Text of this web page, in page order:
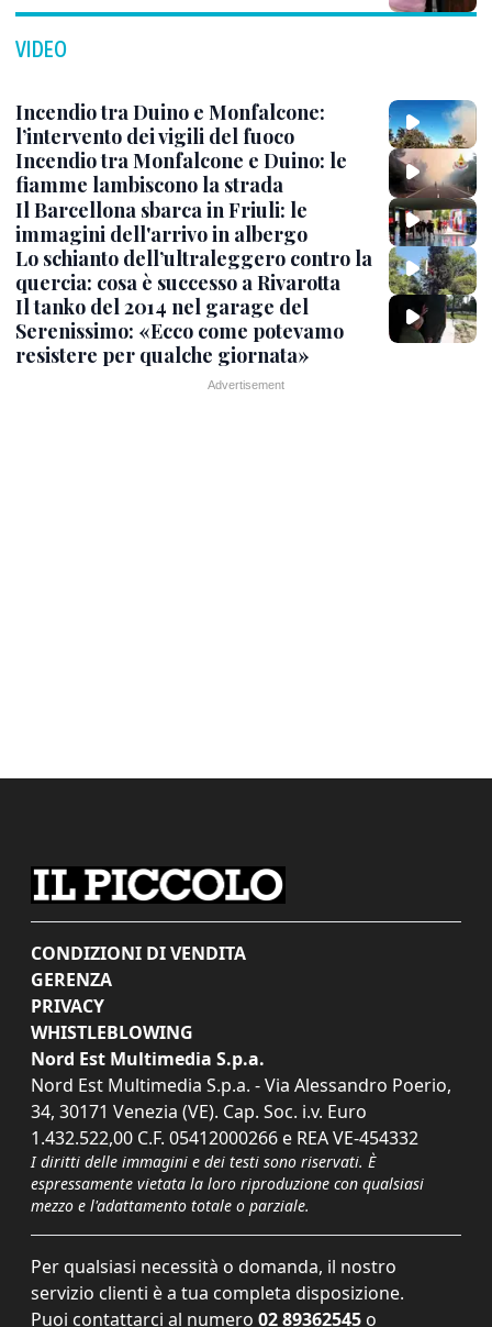
VIDEO
Incendio tra Duino e Monfalcone:
l’intervento dei vigili del fuoco
Incendio tra Monfalcone e Duino: le
fiamme lambiscono la strada
Il Barcellona sbarca in Friuli: le
immagini dell'arrivo in albergo
Lo schianto dell’ultraleggero contro la
quercia: cosa è successo a Rivarotta
Il tanko del 2014 nel garage del
Serenissimo: «Ecco come potevamo
resistere per qualche giornata»
CONDIZIONI DI VENDITA
GERENZA
PRIVACY
WHISTLEBLOWING
Nord Est Multimedia S.p.a.
Nord Est Multimedia S.p.a. - Via Alessandro Poerio,
34, 30171 Venezia (VE). Cap. Soc. i.v. Euro
1.432.522,00 C.F. 05412000266 e REA VE-454332
I diritti delle immagini e dei testi sono riservati. È
espressamente vietata la loro riproduzione con qualsiasi
mezzo e l'adattamento totale o parziale.
Per qualsiasi necessità o domanda, il nostro
servizio clienti è a tua completa disposizione.
Puoi contattarci al numero 02 89362545 o